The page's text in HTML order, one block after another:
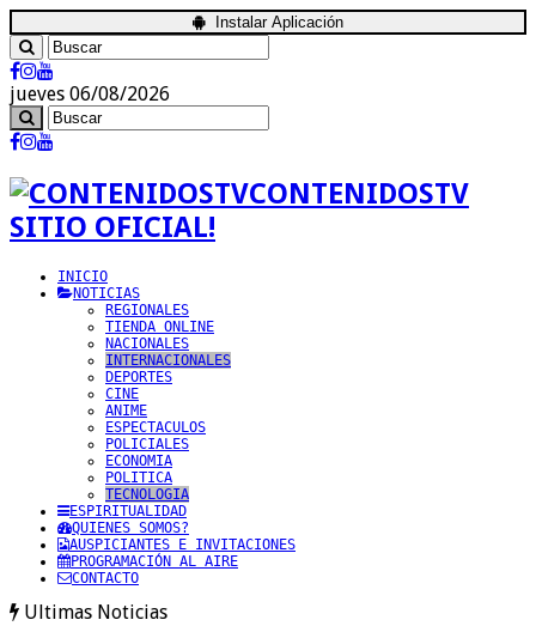
Instalar Aplicación
jueves 06/08/2026
CONTENIDOSTV
SITIO OFICIAL!
INICIO
NOTICIAS
REGIONALES
TIENDA ONLINE
NACIONALES
INTERNACIONALES
DEPORTES
CINE
ANIME
ESPECTACULOS
POLICIALES
ECONOMIA
POLITICA
TECNOLOGIA
ESPIRITUALIDAD
QUIENES SOMOS?
AUSPICIANTES E INVITACIONES
PROGRAMACIÓN AL AIRE
CONTACTO
Ultimas Noticias